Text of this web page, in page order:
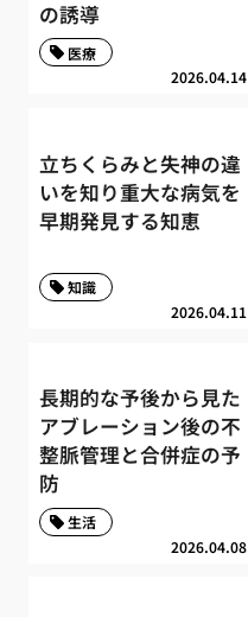
の誘導
2026.04.14
医療
立ちくらみと失神の違
いを知り重大な病気を
早期発見する知恵
2026.04.11
知識
長期的な予後から見た
アブレーション後の不
整脈管理と合併症の予
防
2026.04.08
生活